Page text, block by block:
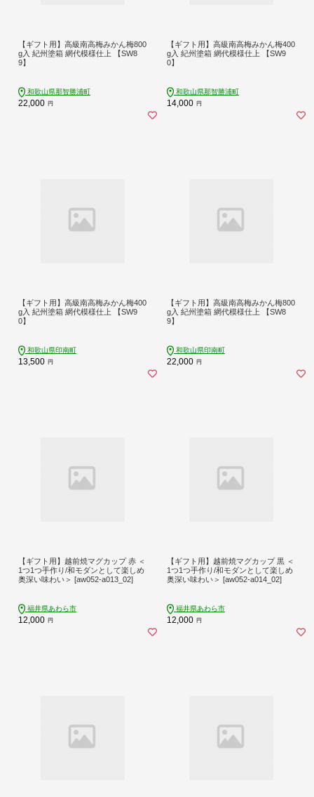
【ギフト用】高級南高梅みかん梅800
g入 紀州塗箱 網代模様仕上 【SW8
9】
和歌山県那智勝浦町
22,000 円
【ギフト用】高級南高梅みかん梅400
g入 紀州塗箱 網代模様仕上 【SW9
0】
和歌山県那智勝浦町
14,000 円
【ギフト用】高級南高梅みかん梅400
g入 紀州塗箱 網代模様仕上 【SW9
0】
和歌山県印南町
13,500 円
【ギフト用】高級南高梅みかん梅800
g入 紀州塗箱 網代模様仕上 【SW8
9】
和歌山県印南町
22,000 円
【ギフト用】越前焼マグカップ 赤 ＜
1つ1つ手作り/和モダンとして楽しめ
奥深い味わい＞ [aw052-a013_02]
福井県あわら市
12,000 円
【ギフト用】越前焼マグカップ 黒 ＜
1つ1つ手作り/和モダンとして楽しめ
奥深い味わい＞ [aw052-a014_02]
福井県あわら市
12,000 円